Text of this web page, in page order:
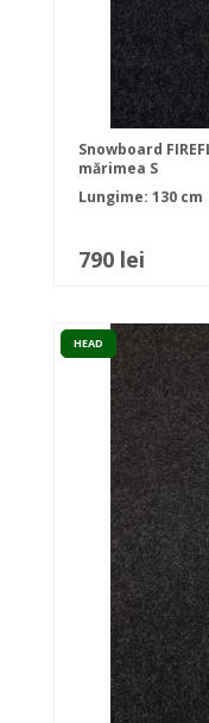
Snowboard
mărimea S
Lungime: 130 cm
790 lei
HEAD